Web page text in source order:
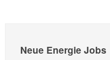
Neue Energie Jobs